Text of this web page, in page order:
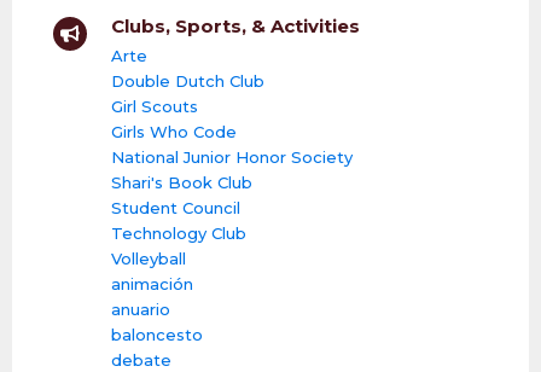
Clubs, Sports, & Activities
Arte
Double Dutch Club
Girl Scouts
Girls Who Code
National Junior Honor Society
Shari's Book Club
Student Council
Technology Club
Volleyball
animación
anuario
baloncesto
debate